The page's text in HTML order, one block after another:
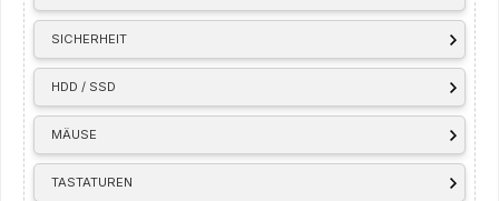
SICHERHEIT
HDD / SSD
MÄUSE
TASTATUREN